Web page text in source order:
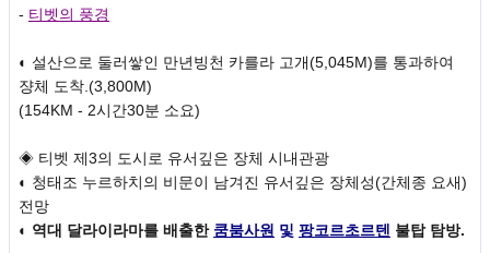
- 티벳의 풍경
◐ 설산으로 둘러쌓인 만년빙천 카를라 고개(5,045M)를 통과하여
쟝체 도착.(3,800M)
(154KM - 2시간30분 소요)
◈ 티벳 제3의 도시로 유서깊은 장체 시내관광
◐ 청태조 누르하치의 비문이 남겨진 유서깊은 장체성(간체종 요새)
전망
◐ 역대 달라이라마를 배출한 쿰붐사원 및 팡코르초르텐 불탑 탐방.